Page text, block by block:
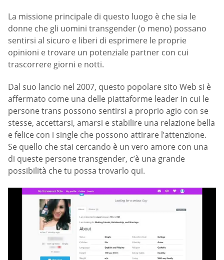
La missione principale di questo luogo è che sia le
donne che gli uomini transgender (o meno) possano
sentirsi al sicuro e liberi di esprimere le proprie
opinioni e trovare un potenziale partner con cui
trascorrere giorni e notti.
Dal suo lancio nel 2007, questo popolare sito Web si è
affermato come una delle piattaforme leader in cui le
persone trans possono sentirsi a proprio agio con se
stesse, accettarsi, amarsi e stabilire una relazione bella
e felice con i single che possono attirare l’attenzione.
Se quello che stai cercando è un vero amore con una
di queste persone transgender, c’è una grande
possibilità che tu possa trovarlo qui.